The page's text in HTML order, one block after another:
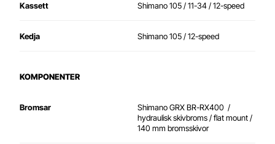
Kassett Shimano 105 / 11-34 / 12-speed
Kedja Shimano 105 / 12-speed
KOMPONENTER
Bromsar
Shimano GRX BR-RX400 /
hydraulisk skivbroms / flat mount /
140 mm bromsskivor